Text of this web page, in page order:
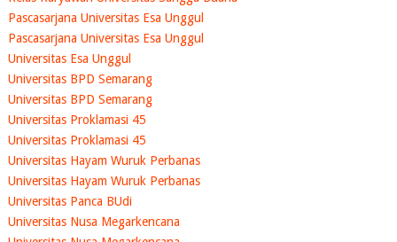
Pascasarjana Universitas Esa Unggul
Pascasarjana Universitas Esa Unggul
Universitas Esa Unggul
Universitas BPD Semarang
Universitas BPD Semarang
Universitas Proklamasi 45
Universitas Proklamasi 45
Universitas Hayam Wuruk Perbanas
Universitas Hayam Wuruk Perbanas
Universitas Panca BUdi
Universitas Nusa Megarkencana